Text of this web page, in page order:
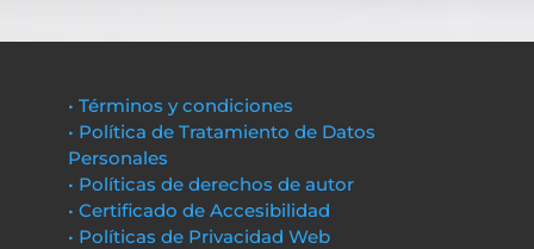
• Términos y condiciones
• Política de Tratamiento de Datos
Personales
• Políticas de derechos de autor
• Certificado de Accesibilidad
• Políticas de Privacidad Web